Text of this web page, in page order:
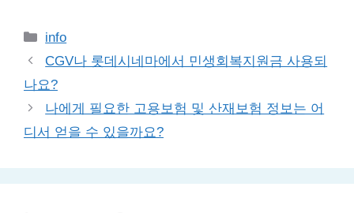
Categories
info
CGV나 롯데시네마에서 민생회복지원금 사용되
나요?
나에게 필요한 고용보험 및 산재보험 정보는 어
디서 얻을 수 있을까요?